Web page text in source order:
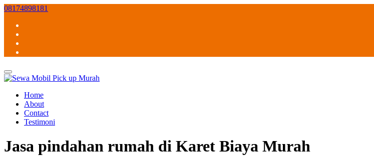
Skip
content
08174898181
Home
About
Contact
Testimoni
Jasa pindahan rumah di Karet Biaya Murah